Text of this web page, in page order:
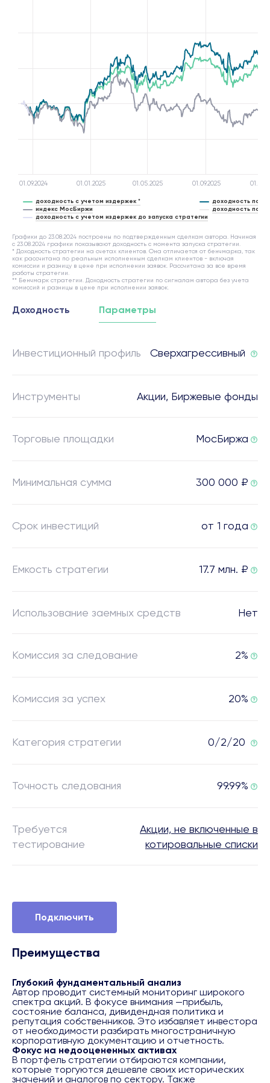
01.09.2024 01.01.2025 01.05.2025 01.09.2025
доходность с учетом издержек *
доходность по
индекс МосБиржи
доходность по
доходность с учетом издержек до запуска стратегии
Графики до 23.08.2024 построены по подтвержденным сделкам автора. Начиная
с 23.08.2024 графики показывают доходность с момента запуска стратегии.
* Доходность стратегии на счетах клиентов. Она отличается от бенчмарка, так
как рассчитана по реальным исполненным сделкам клиентов - включая
комиссии и разницу в цене при исполнении заявок. Рассчитана за все время
работы стратегии.
** Бенчмарк стратегии. Доходность стратегии по сигналам автора без учета
комиссий и разницы в цене при исполнении заявок.
Доходность Параметры
Инвестиционный профиль Сверхагрессивный
Инструменты Акции, Биржевые фонды
Торговые площадки МосБиржа
Минимальная сумма 300 000 ₽
Срок инвестиций от 1 года
Емкость стратегии 17.7 млн. ₽
Использование заемных средств Нет
Комиссия за следование 2%
Комиссия за успех 20%
Категория стратегии 0/2/20
Точность следования 99.99%
Требуется
тестирование
Акции, не включенные в
котировальные списки
Подключить
Преимущества
Глубокий фундаментальный анализ
Автор проводит системный мониторинг широкого
спектра акций. В фокусе внимания —прибыль,
состояние баланса, дивидендная политика и
репутация собственников. Это избавляет инвестора
от необходимости разбирать многостраничную
корпоративную документацию и отчетность.
Фокус на недооцененных активах
В портфель стратегии отбираются компании,
которые торгуются дешевле своих исторических
значений и аналогов по сектору. Также